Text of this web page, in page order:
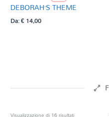
DEBORAH’S THEME
Da:€14,00
Visualizzazione di 16 risultatiOrdina